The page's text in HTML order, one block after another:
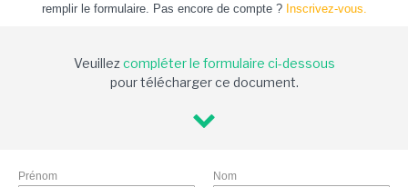
remplir le formulaire. Pas encore de compte ? Inscrivez-vous.
Veuillezcompléter le formulaire ci-dessous
pour télécharger ce document.
Prénom Nom